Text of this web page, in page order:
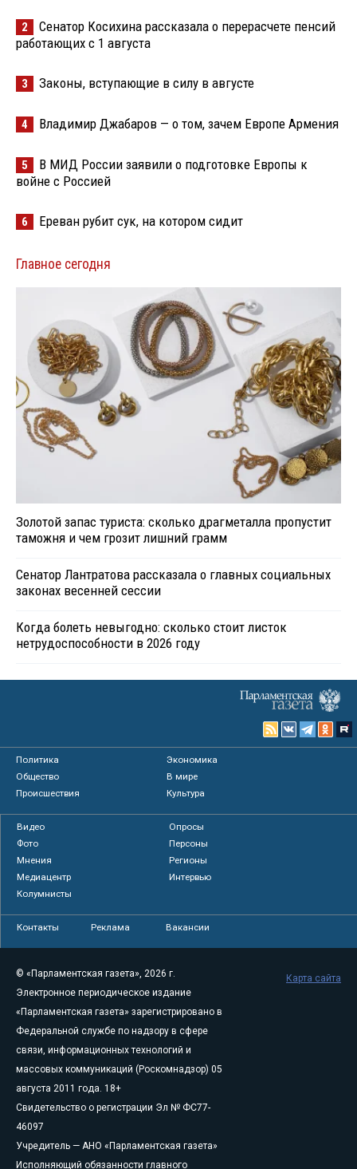
2
Сенатор Косихина рассказала о перерасчете пенсий
работающих с 1 августа
3 Законы, вступающие в силу в августе
4 Владимир Джабаров — о том, зачем Европе Армения
5
В МИД России заявили о подготовке Европы к
войне с Россией
6 Ереван рубит сук, на котором сидит
Главное сегодня
Золотой запас туриста: сколько драгметалла пропустит
таможня и чем грозит лишний грамм
Сенатор Лантратова рассказала о главных социальных
законах весенней сессии
Когда болеть невыгодно: сколько стоит листок
нетрудоспособности в 2026 году
Политика
Экономика
Общество
В мире
Происшествия
Культура
Видео
Опросы
Фото
Персоны
Мнения
Регионы
Медиацентр
Интервью
Колумнисты
Контакты Реклама Вакансии
© «Парламентская газета», 2026 г.
Электронное периодическое издание
«Парламентская газета» зарегистрировано в
Федеральной службе по надзору в сфере
связи, информационных технологий и
массовых коммуникаций (Роскомнадзор) 05
августа 2011 года. 18+
Свидетельство о регистрации Эл № ФС77-
46097
Учредитель — АНО «Парламентская газета»
Исполняющий обязанности главного
Карта сайта